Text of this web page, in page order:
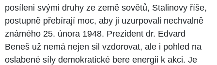
posíleni svými druhy ze země sovětů, Stalinovy říše,
postupně přebírají moc, aby ji uzurpovali nechvalně
známého 25. února 1948. Prezident dr. Edvard
Beneš už nemá nejen sil vzdorovat, ale i pohled na
oslabené síly demokratické bere energii k akci. Je